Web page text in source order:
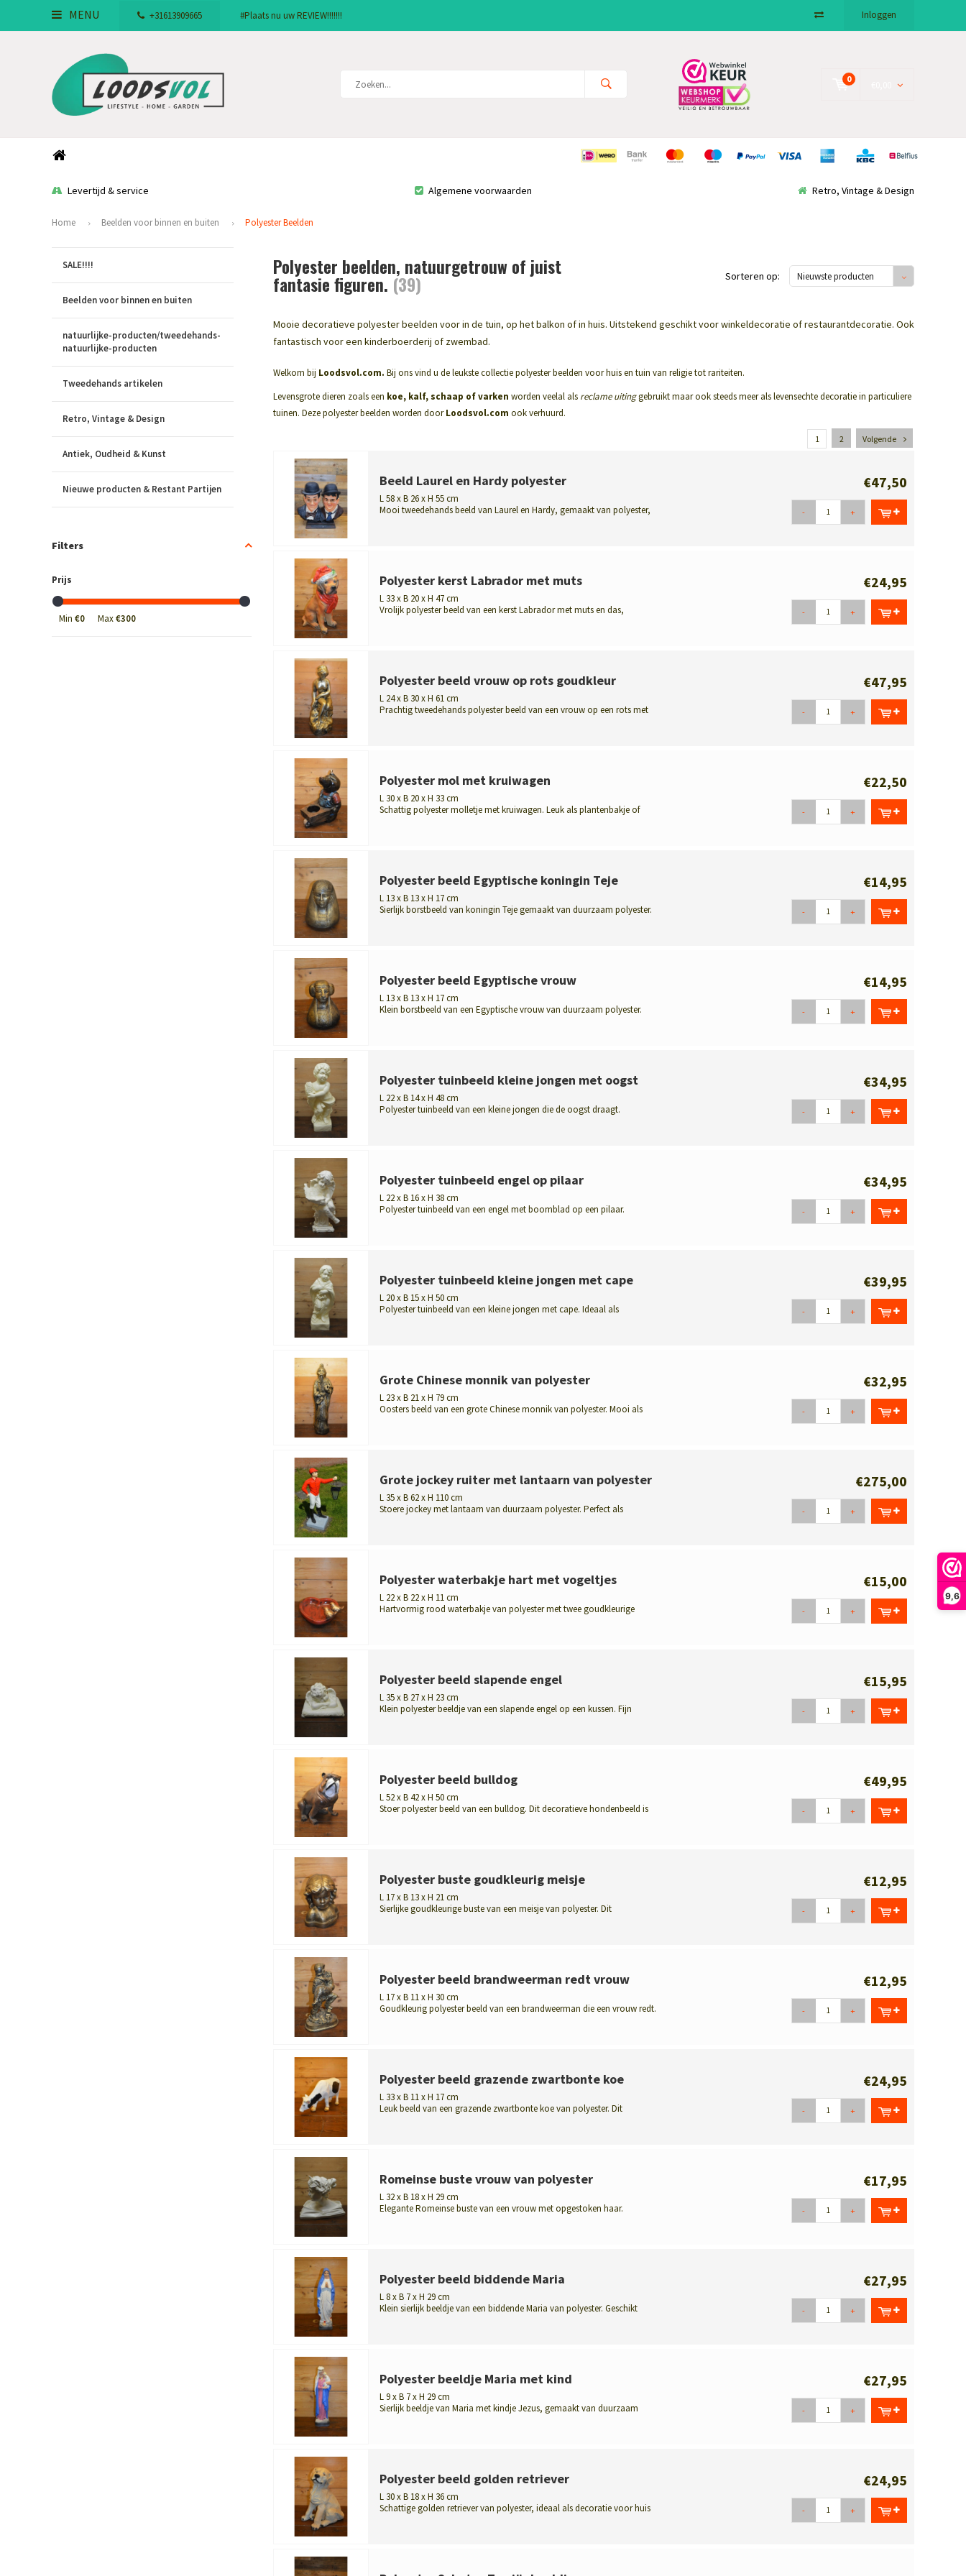
9,6
MENU +31613909665 #Plaats nu uw REVIEW!!!!!!! Inloggen
0
Levertijd & service Algemene voorwaarden Retro, Vintage & Design
Home Beelden voor binnen en buiten Polyester Beelden
SALE!!!!
Beelden voor binnen en buiten
natuurlijke-producten/tweedehands-
natuurlijke-producten
Tweedehands artikelen
Retro, Vintage & Design
Antiek, Oudheid & Kunst
Nieuwe producten & Restant Partijen
Filters
Prijs
Min €0 Max€300
Polyester beelden, natuurgetrouw of juist
fantasie figuren. (39) Sorteren op: Nieuwste producten
Mooie decoratieve polyester beelden voor in de tuin, op het balkon of in huis. Uitstekend geschikt voor winkeldecoratie of restaurantdecoratie. Ook
fantastisch voor een kinderboerderij of zwembad.
Welkom bij Loodsvol.com. Bij ons vind u de leukste collectie polyester beelden voor huis en tuin van religie tot rariteiten.
Levensgrotedieren zoals een koe, kalf, schaap of varken worden veelal alsreclame uitinggebruikt maar ook steeds meer als levensechte decoratie in particuliere
tuinen. Deze polyester beelden worden doorLoodsvol.com ook verhuurd.
1 2 Volgende
Beeld Laurel en Hardy polyester
L 58 x B 26 x H 55 cm
Mooi tweedehands beeld van Laurel en Hardy, gemaakt van polyester,
€47,50
- +
Polyester kerst Labrador met muts
L 33 x B 20 x H 47 cm
Vrolijk polyester beeld van een kerst Labrador met muts en das,
€24,95
- +
Polyester beeld vrouw op rots goudkleur
L 24 x B 30 x H 61 cm
Prachtig tweedehands polyester beeld van een vrouw op een rots met
€47,95
- +
Polyester mol met kruiwagen
L 30 x B 20 x H 33 cm
Schattig polyester molletje met kruiwagen. Leuk als plantenbakje of
€22,50
- +
Polyester beeld Egyptische koningin Teje
L 13 x B 13 x H 17 cm
Sierlijk borstbeeld van koningin Teje gemaakt van duurzaam polyester.
€14,95
- +
Polyester beeld Egyptische vrouw
L 13 x B 13 x H 17 cm
Klein borstbeeld van een Egyptische vrouw van duurzaam polyester.
€14,95
- +
Polyester tuinbeeld kleine jongen met oogst
L 22 x B 14 x H 48 cm
Polyester tuinbeeld van een kleine jongen die de oogst draagt.
€34,95
- +
Polyester tuinbeeld engel op pilaar
L 22 x B 16 x H 38 cm
Polyester tuinbeeld van een engel met boomblad op een pilaar.
€34,95
- +
Polyester tuinbeeld kleine jongen met cape
L 20 x B 15 x H 50 cm
Polyester tuinbeeld van een kleine jongen met cape. Ideaal als
€39,95
- +
Grote Chinese monnik van polyester
L 23 x B 21 x H 79 cm
Oosters beeld van een grote Chinese monnik van polyester. Mooi als
€32,95
- +
Grote jockey ruiter met lantaarn van polyester
L 35 x B 62 x H 110 cm
Stoere jockey met lantaarn van duurzaam polyester. Perfect als
€275,00
- +
Polyester waterbakje hart met vogeltjes
L 22 x B 22 x H 11 cm
Hartvormig rood waterbakje van polyester met twee goudkleurige
€15,00
- +
Polyester beeld slapende engel
L 35 x B 27 x H 23 cm
Klein polyester beeldje van een slapende engel op een kussen. Fijn
€15,95
- +
Polyester beeld bulldog
L 52 x B 42 x H 50 cm
Stoer polyester beeld van een bulldog. Dit decoratieve hondenbeeld is
€49,95
- +
Polyester buste goudkleurig meisje
L 17 x B 13 x H 21 cm
Sierlijke goudkleurige buste van een meisje van polyester. Dit
€12,95
- +
Polyester beeld brandweerman redt vrouw
L 17 x B 11 x H 30 cm
Goudkleurig polyester beeld van een brandweerman die een vrouw redt.
€12,95
- +
Polyester beeld grazende zwartbonte koe
L 33 x B 11 x H 17 cm
Leuk beeld van een grazende zwartbonte koe van polyester. Dit
€24,95
- +
Romeinse buste vrouw van polyester
L 32 x B 18 x H 29 cm
Elegante Romeinse buste van een vrouw met opgestoken haar.
€17,95
- +
Polyester beeld biddende Maria
L 8 x B 7 x H 29 cm
Klein sierlijk beeldje van een biddende Maria van polyester. Geschikt
€27,95
- +
Polyester beeldje Maria met kind
L 9 x B 7 x H 29 cm
Sierlijk beeldje van Maria met kindje Jezus, gemaakt van duurzaam
€27,95
- +
Polyester beeld golden retriever
L 30 x B 18 x H 36 cm
Schattige golden retriever van polyester, ideaal als decoratie voor huis
€24,95
- +